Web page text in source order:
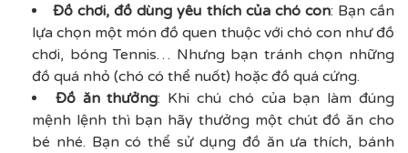
Đồ chơi, đồ dùng yêu thích của chó con: Bạn cần
lựa chọn một món đồ quen thuộc với chó con như đồ
chơi, bóng Tennis… Nhưng bạn tránh chọn những
đồ quá nhỏ (chó có thể nuốt) hoặc đồ quá cứng.
Đồ ăn thưởng: Khi chú chó của bạn làm đúng
mệnh lệnh thì bạn hãy thưởng một chút đồ ăn cho
bé nhé. Bạn có thể sử dụng đồ ăn ưa thích, bánh